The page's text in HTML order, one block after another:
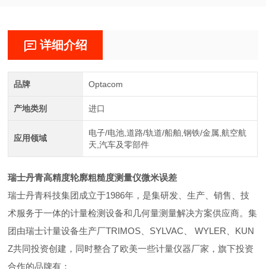
详细介绍
品牌 Optacom
产地类别 进口
应用领域
电子/电池,道路/轨道/船舶,钢铁/金属,航空航
天,汽车及零部件
瑞士丹青高精度轮廓粗糙度测量仪微米误差
瑞士丹青科技集团成立于1986年，是集研发、生产、销售、技
术服务于一体的计量检测设备和几何量测量解决方案供应商。集
团由瑞士计量设备生产厂TRIMOS、SYLVAC、 WYLER、KUN
Z共同投资创建，同时整合了欧美一些计量仪器厂家，旗下投资
合作的品牌有：